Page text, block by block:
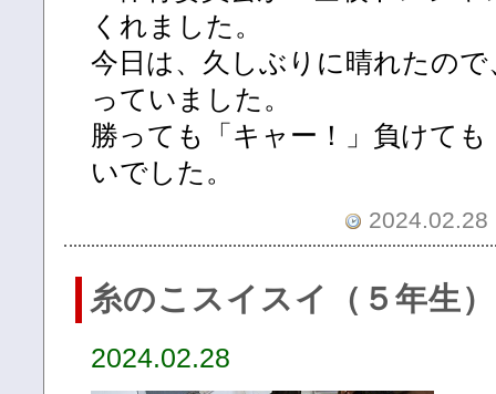
くれました。
今日は、久しぶりに晴れたの
っていました。
勝っても「キャー！」負けて
いでした。
糸のこスイスイ（５年生）
2024.02.28